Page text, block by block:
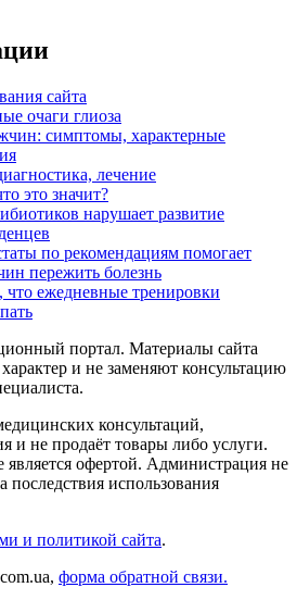
сайта
очаги глиоза
симптомы, характерные
лечение
это значит?
нарушает развитие
по рекомендациям помогает
пережить болезнь
ежедневные тренировки
портал. Материалы сайта
и не заменяют консультацию
консультаций,
и не продаёт товары либо услуги.
офертой. Администрация не
последствия использования
и политикой сайта.
форма обратной связи.